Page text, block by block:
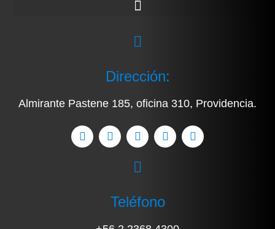
Dirección:
Almirante Pastene 185, oficina 310, Providencia.
Teléfono